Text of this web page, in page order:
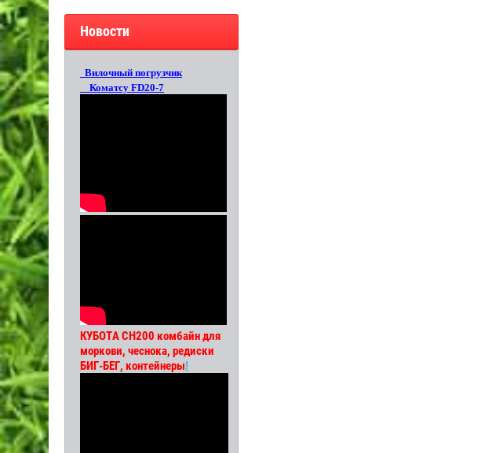
Новости
Вилочный погрузчик
Коматсу FD20-7
КУБОТА СН200 комбайн для
моркови, чеснока, редиски
БИГ-БЕГ, контейнеры!